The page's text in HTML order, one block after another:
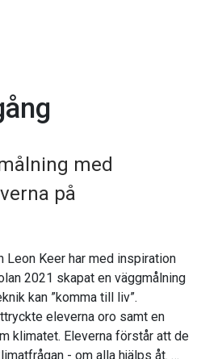
med
på
Leon Keer har med inspiration
2021 skapat en väggmålning
kan ”komma till liv”.
eleverna oro samt en
klimatet. Eleverna förstår att de
- om alla hjälps åt.